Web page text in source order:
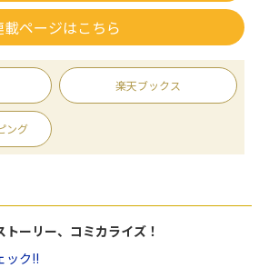
載ページはこちら
楽天ブックス
ング
ーリー、コミカライズ！
ック!!